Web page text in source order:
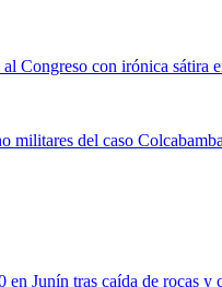
Congreso con irónica sátira
militares del caso Colcabamba